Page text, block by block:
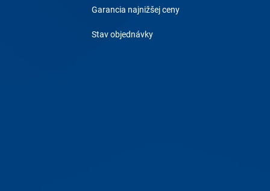
Garancia najnižšej ceny
Stav objednávky